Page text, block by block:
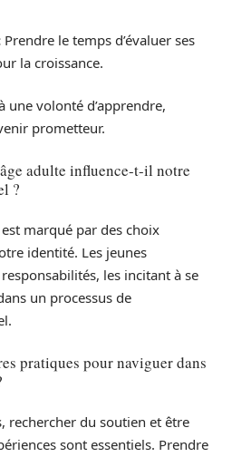
Prendre le temps d’évaluer ses
la croissance.
une volonté d’apprendre,
prometteur.
adulte influence-t-il notre
?
est marqué par des choix
identité. Les jeunes
les incitant à se
un processus de
pratiques pour naviguer dans
rechercher du soutien et être
sont essentiels. Prendre